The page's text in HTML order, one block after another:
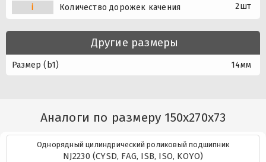
i Количество дорожек качения 2шт
Другие размеры
Размер (b1) 14мм
Аналоги по размеру 150x270x73
Однорядный цилиндрический роликовый подшипник
NJ2230 (CYSD, FAG, ISB, ISO, KOYO)